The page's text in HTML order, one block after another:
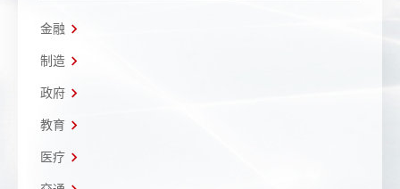
金融
制造
政府
教育
医疗